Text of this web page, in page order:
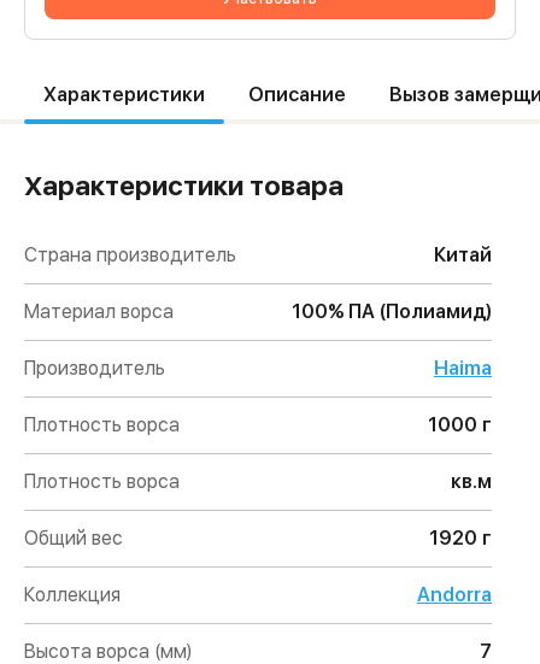
Характеристики Описание Вызов
Характеристики товара
Страна производитель Китай
Материал ворса 100% ПА (Полиамид)
Производитель Haima
Плотность ворса 1000 г
Плотность ворса кв.м
Общий вес 1920 г
Коллекция Andorra
Высота ворса (мм) 7